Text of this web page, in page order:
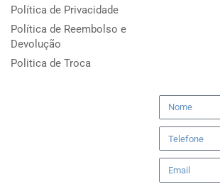
Política de Privacidade
Política de Reembolso e
Devolução
Politica de Troca